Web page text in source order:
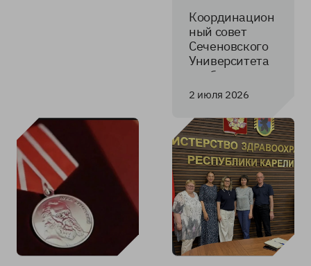
Координацион
ный совет
Сеченовского
Университета
одобрил два
новых учебных
высшего
медицинского
образования:«
Инфекционная
безопасность в
паллиативных
организациях»
и
«Применение
глюкокортикос
2 июля 2026